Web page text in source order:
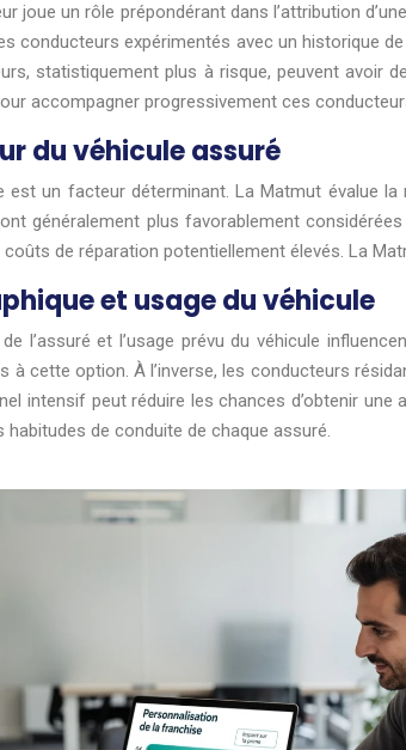
joue un rôle prépondérant dans l’attribution
conducteurs expérimentés avec un historique
statistiquement plus à risque, peuvent avoir
accompagner progressivement ces
du véhicule assuré
est un facteur déterminant. La Matmut évalue
généralement plus favorablement
de réparation potentiellement élevés. La
et usage du véhicule
l’assuré et l’usage prévu du véhicule
à cette option. À l’inverse, les conducteurs
intensif peut réduire les chances d’obtenir
de conduite de chaque assuré.